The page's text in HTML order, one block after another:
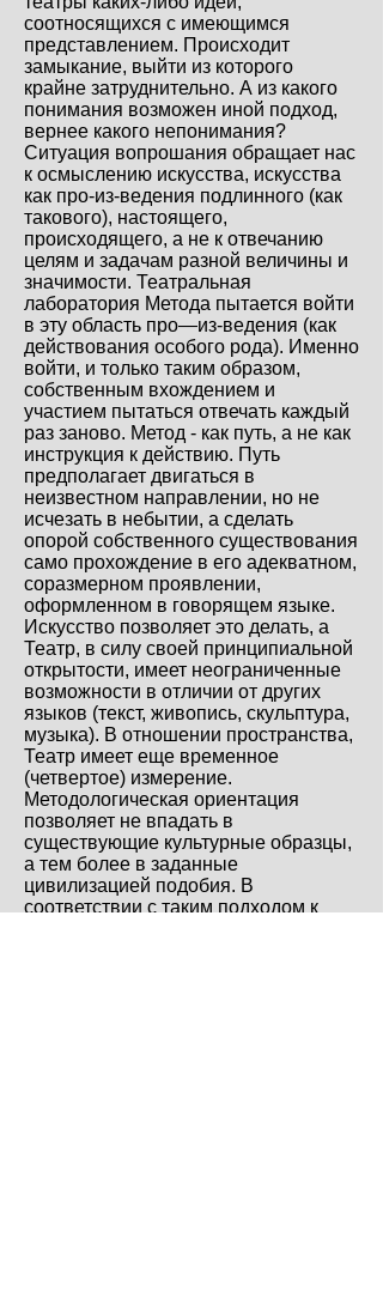
соотносящихся с имеющимся
представлением. Происходит
замыкание, выйти из которого
крайне затруднительно. А из какого
понимания возможен иной подход,
вернее какого непонимания?
Ситуация вопрошания обращает нас
к осмыслению искусства, искусства
как про-из-ведения подлинного (как
такового), настоящего,
происходящего, а не к отвечанию
целям и задачам разной величины и
значимости. Театральная
лаборатория Метода пытается войти
в эту область про—из-ведения (как
действования особого рода). Именно
войти, и только таким образом,
собственным вхождением и
участием пытаться отвечать каждый
раз заново. Метод - как путь, а не как
инструкция к действию. Путь
предполагает двигаться в
неизвестном направлении, но не
исчезать в небытии, а сделать
опорой собственного существования
само прохождение в его адекватном,
соразмерном проявлении,
оформленном в говорящем языке.
Искусство позволяет это делать, а
Театр, в силу своей принципиальной
открытости, имеет неограниченные
возможности в отличии от других
языков (текст, живопись, скульптура,
музыка). В отношении пространства,
Театр имеет еще временное
(четвертое) измерение.
Методологическая ориентация
позволяет не впадать в
существующие культурные образцы,
а тем более в заданные
цивилизацией подобия. В
соответствии с таким подходом к